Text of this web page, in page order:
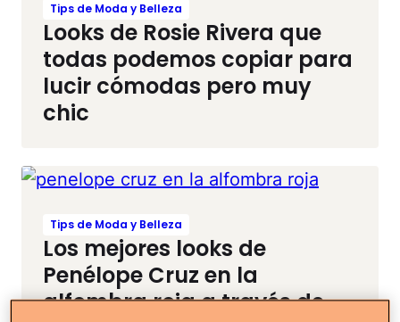
Tips de Moda y Belleza
Looks de Rosie Rivera que
todas podemos copiar para
lucir cómodas pero muy
chic
Tips de Moda y Belleza
Los mejores looks de
Penélope Cruz en la
alfombra roja a través de